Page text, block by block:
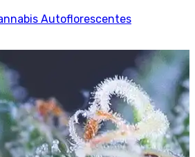
Autoflorescentes